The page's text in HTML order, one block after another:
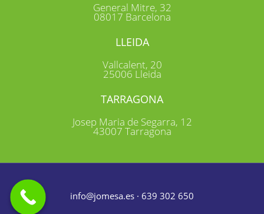
General Mitre, 32
08017 Barcelona
LLEIDA
Vallcalent, 20
25006 Lleida
TARRAGONA
Josep Maria de Segarra, 12
43007 Tarragona
info@jomesa.es · 639 302 650